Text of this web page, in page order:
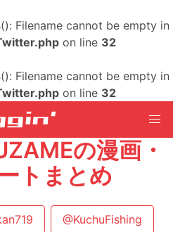
Filename cannot be empty in
on line 32
Filename cannot be empty in
on line 32
の漫画・
トまとめ
@KuchuFishing